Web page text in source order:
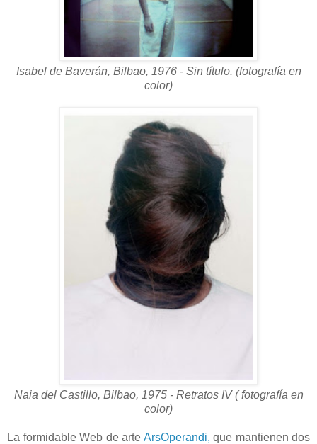
Isabel de Baverán, Bilbao, 1976 - Sin título. (fotografía en
color)
Naia del Castillo, Bilbao, 1975 - Retratos IV ( fotografía en
color)
La formidable Web de arte ArsOperandi, que mantienen dos